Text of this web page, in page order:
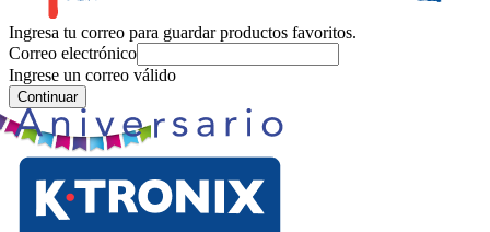
Ingresa tu correo para guardar productos favoritos.
Correo electrónico
Ingrese un correo válido
Continuar